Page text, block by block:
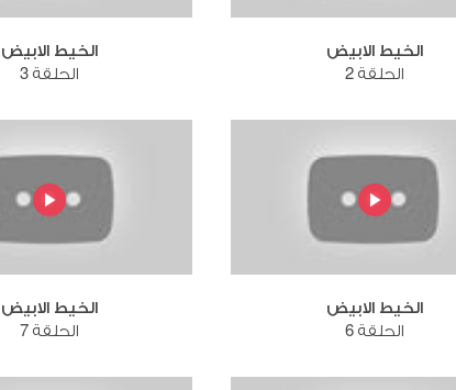
الخيط الابيض
الحلقة 2
الخيط الابيض
الحلقة 3
الخيط الابيض
الحلقة 6
الخيط الابيض
الحلقة 7